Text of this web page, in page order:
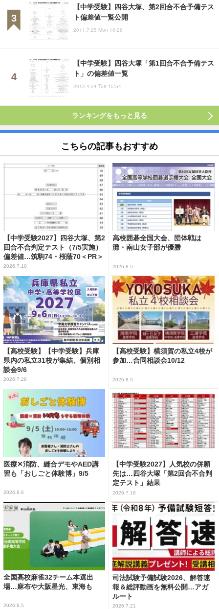
【中学受験】四谷大塚、第2回合不合予備テス
ト偏差値一覧公開
2011.7.25 Mon 10:26
【中学受験】四谷大塚「第1回合不合予備テス
ト」の偏差値一覧
2012.4.24 Tue 15:54
ランキングをもっと見る
こちらの記事もおすすめ
【中学受験2027】四谷大塚、第2
回合不合判定テスト（7/5実施）
偏差値…筑駒74・桜蔭70＜PR＞
2026.7.10
高校囲碁全国大会、団体戦は
灘・南山女子部が優勝
2026.8.5
【高校受験】【中学受験】兵庫
県内の私立31校が集結、個別相
談会9/6
2026.7.28
【高校受験】横須賀の私立4校が
参加…合同相談会10/12
2026.8.5
医療✕消防、縫合デモやAED講
習も「おしごと体験博」9/5
2026.8.6
【中学受験2027】人気校の併願
先は…四谷大塚「第2回合不合判
定テスト」結果
2026.7.16
全国高校麻雀32チーム本選出
場…麻布や大阪星光、東海も
2026.8.5
司法試験予備試験2026、解答速
報＆総評動画を無料公開…アガ
ルート
2026.7.21